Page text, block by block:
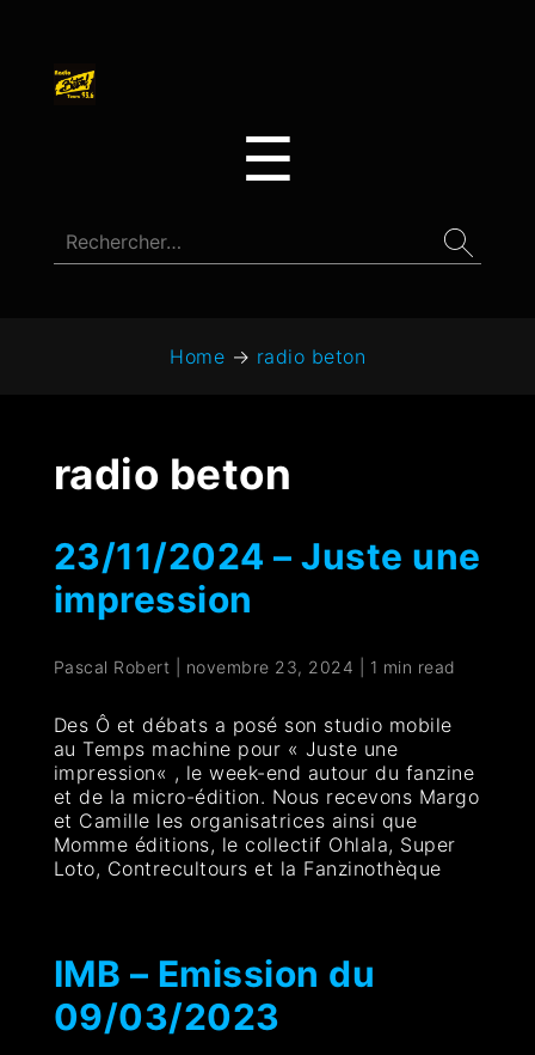
☰
Home → radio beton
radio beton
23/11/2024 – Juste une
impression
Pascal Robert novembre 23, 2024 1 min read
Des Ô et débats a posé son studio mobile
au Temps machine pour « Juste une
impression« , le week-end autour du fanzine
et de la micro-édition. Nous recevons Margo
et Camille les organisatrices ainsi que
Momme éditions, le collectif Ohlala, Super
Loto, Contrecultours et la Fanzinothèque
IMB – Emission du
09/03/2023